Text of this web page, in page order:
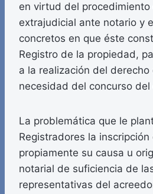
en virtud del procedimiento
extrajudicial ante notario y
concretos en que éste
Registro de la propiedad,
a la realización del
necesidad del concurso del
La problemática que le
Registradores la
propiamente su causa u
notarial de suficiencia de
representativas del